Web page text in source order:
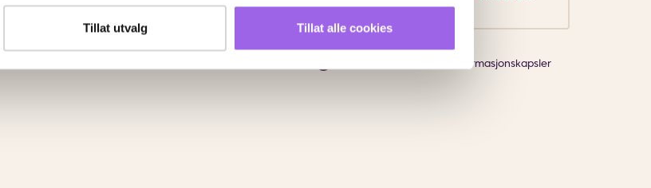
Tillat utvalg Tillat alle cookies
Endre innstillingene for informasjonskapsler